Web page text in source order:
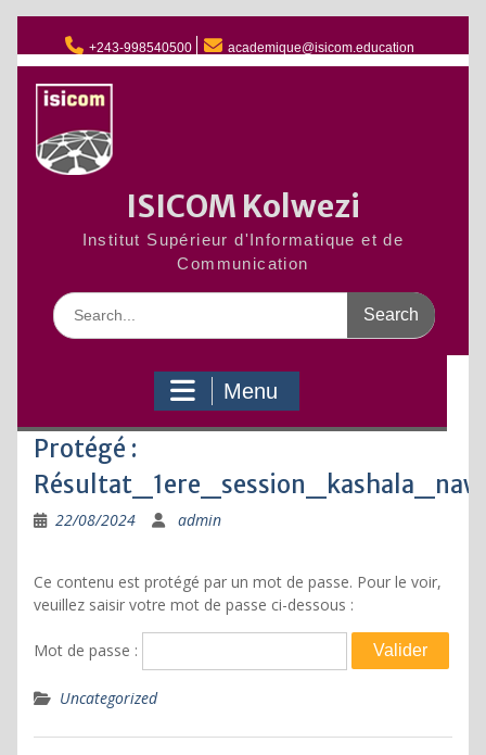
to
content
+243-998540500 academique@isicom.education
ISICOM Kolwezi
Institut Supérieur d'Informatique et de
Communication
Search
for:
Menu
Protégé :
22/08/2024 admin
Ce contenu est protégé par un mot de passe. Pour le voir,
veuillez saisir votre mot de passe ci-dessous :
Mot de passe :
Uncategorized